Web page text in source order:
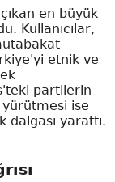
en büyük
Kullanıcılar,
etnik ve
partilerin
ise
yarattı.